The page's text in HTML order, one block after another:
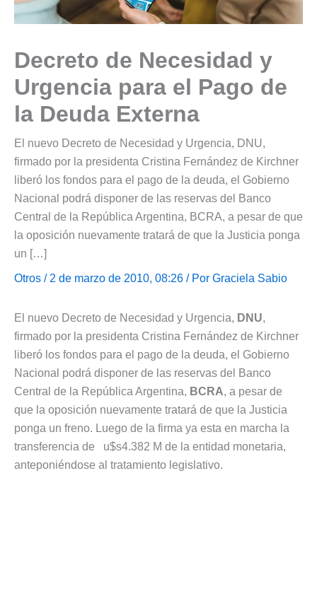
Decreto de Necesidad y
Urgencia para el Pago de
la Deuda Externa
El nuevo Decreto de Necesidad y Urgencia, DNU,
firmado por la presidenta Cristina Fernández de Kirchner
liberó los fondos para el pago de la deuda, el Gobierno
Nacional podrá disponer de las reservas del Banco
Central de la República Argentina, BCRA, a pesar de que
la oposición nuevamente tratará de que la Justicia ponga
un […]
Otros / 2 de marzo de 2010, 08:26 / Por Graciela Sabio
El nuevo Decreto de Necesidad y Urgencia, DNU,
firmado por la presidenta Cristina Fernández de Kirchner
liberó los fondos para el pago de la deuda, el Gobierno
Nacional podrá disponer de las reservas del Banco
Central de la República Argentina, BCRA, a pesar de
que la oposición nuevamente tratará de que la Justicia
ponga un freno. Luego de la firma ya esta en marcha la
transferencia de u$s4.382 M de la entidad monetaria,
anteponiéndose al tratamiento legislativo.